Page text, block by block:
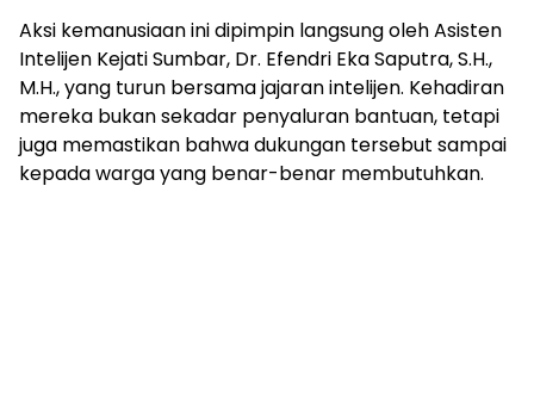
Aksi kemanusiaan ini dipimpin langsung oleh Asisten
Intelijen Kejati Sumbar, Dr. Efendri Eka Saputra, S.H.,
M.H., yang turun bersama jajaran intelijen. Kehadiran
mereka bukan sekadar penyaluran bantuan, tetapi
juga memastikan bahwa dukungan tersebut sampai
kepada warga yang benar-benar membutuhkan.